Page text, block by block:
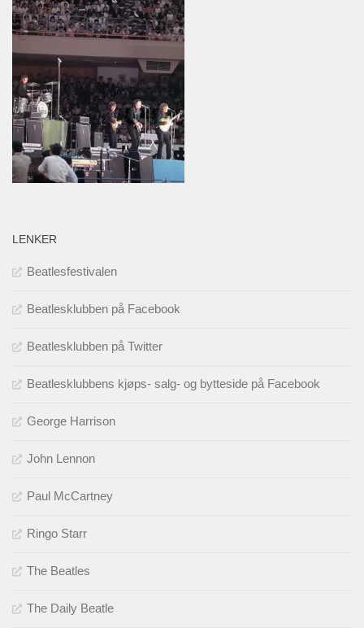
LENKER
Beatlesfestivalen
Beatlesklubben på Facebook
Beatlesklubben på Twitter
Beatlesklubbens kjøps- salg- og bytteside på Facebook
George Harrison
John Lennon
Paul McCartney
Ringo Starr
The Beatles
The Daily Beatle